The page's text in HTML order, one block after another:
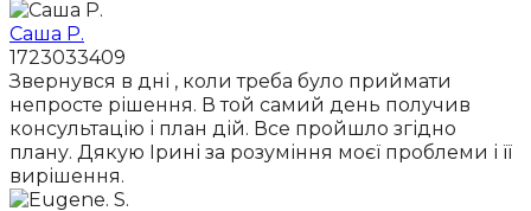
Саша Р.
1723033409
Звернувся в дні , коли треба було приймати
непросте рішення. В той самий день получив
консультацію і план дій. Все пройшло згідно
плану. Дякую Ірині за розуміння моєї проблеми і її
вирішення.